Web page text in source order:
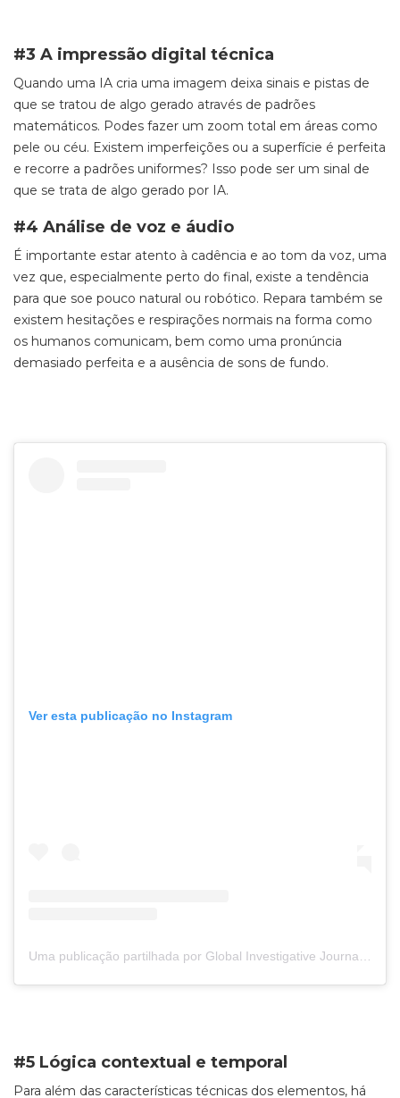
#3 A impressão digital técnica
Quando uma IA cria uma imagem deixa sinais e pistas de
que se tratou de algo gerado através de padrões
matemáticos. Podes fazer um zoom total em áreas como
pele ou céu. Existem imperfeições ou a superfície é perfeita
e recorre a padrões uniformes? Isso pode ser um sinal de
que se trata de algo gerado por IA.
#4 Análise de voz e áudio
É importante estar atento à cadência e ao tom da voz, uma
vez que, especialmente perto do final, existe a tendência
para que soe pouco natural ou robótico. Repara também se
existem hesitações e respirações normais na forma como
os humanos comunicam, bem como uma pronúncia
demasiado perfeita e a ausência de sons de fundo.
Ver esta publicação no Instagram
#5 Lógica contextual e temporal
Para além das características técnicas dos elementos, há